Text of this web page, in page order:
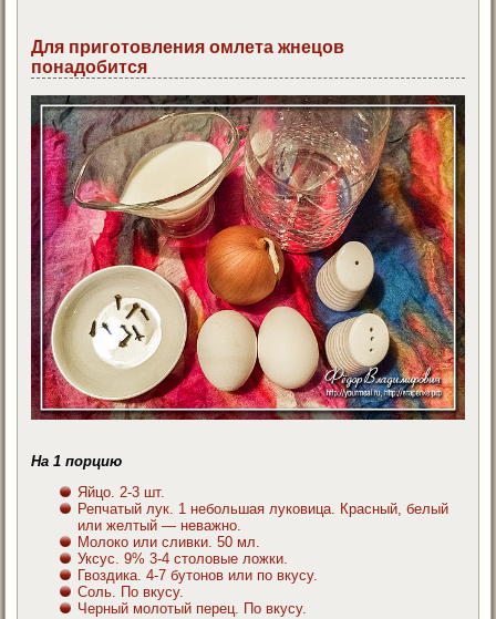
Для приготовления омлета жнецов
понадобится
На 1 порцию
Яйцо. 2-3 шт.
Репчатый лук. 1 небольшая луковица. Красный, белый
или желтый — неважно.
Молоко или сливки. 50 мл.
Уксус. 9% 3-4 столовые ложки.
Гвоздика. 4-7 бутонов или по вкусу.
Соль. По вкусу.
Черный молотый перец. По вкусу.